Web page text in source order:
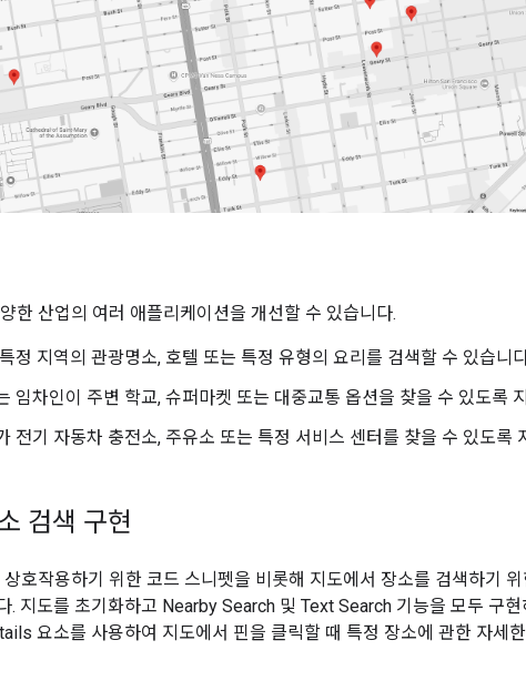
한 산업의 여러 애플리케이션을 개선할 수 있습니다.
정 지역의 관광명소, 호텔 또는 특정 유형의 요리를 검색할 수 있습니
임차인이 주변 학교, 슈퍼마켓 또는 대중교통 옵션을 찾을 수 있도록
전기 자동차 충전소, 주유소 또는 특정 서비스 센터를 찾을 수 있도록
검색 구현
호작용하기 위한 코드 스니펫을 비롯해 지도에서 장소를 검색하기
. 지도를 초기화하고 Nearby Search 및 Text Search 기능을 모두 구
요소를 사용하여 지도에서 핀을 클릭할 때 특정 장소에 관한 자세